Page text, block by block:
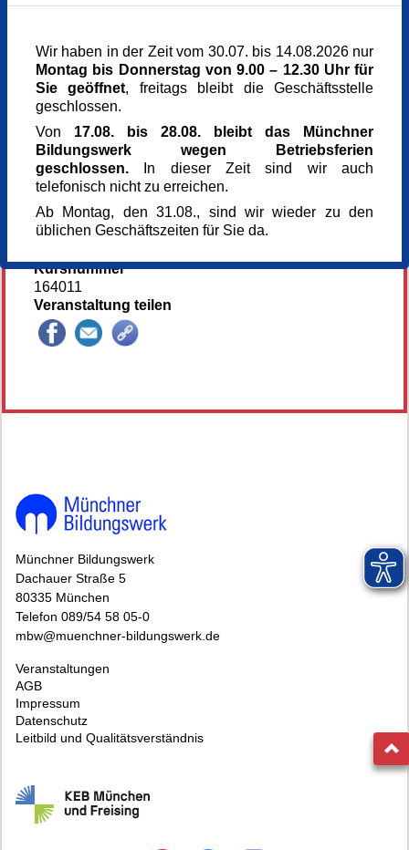
zuzüglich berechnet.
Für Einsteiger:innen und Fortgeschrittene
Hier geht's zur Homepage der Künstlerin.
Sonntag,23.11.2025,10.00 - 17.00 Uhr
Veranstaltungsort
Kunst im Turm - St. Clemens
Arnulfstr. 166
80634 München
Kursgebühr
180 €
Referent_in
Liz Walinski
Anmeldung bis
Kursnummer
164011
Veranstaltung teilen
Münchner Bildungswerk
Dachauer Straße 5
80335 München
Telefon 089/54 58 05-0
mbw@muenchner-bildungswerk.de
Veranstaltungen
AGB
Impressum
Datenschutz
Leitbild und Qualitätsverständnis
Wir haben in der Zeit vom 30.07. bis 14.08.2026 nur
Montag bis Donnerstag von 9.00 – 12.30 Uhr für
Sie geöffnet, freitags bleibt die Geschäftsstelle
geschlossen.
Von 17.08. bis 28.08. bleibt das Münchner
Bildungswerk wegen Betriebsferien
geschlossen. In dieser Zeit sind wir auch
telefonisch nicht zu erreichen.
Ab Montag, den 31.08., sind wir wieder zu den
üblichen Geschäftszeiten für Sie da.